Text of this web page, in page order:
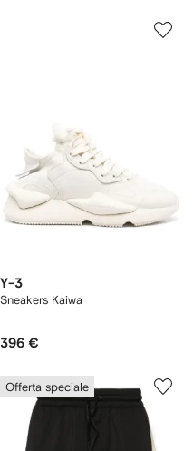
Y-3
Sneakers Kaiwa
396 €
Offerta speciale